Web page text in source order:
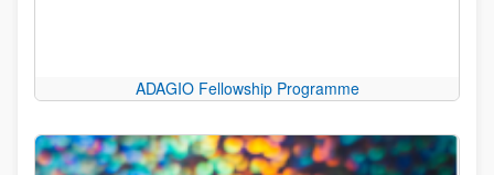
ADAGIO Fellowship Programme